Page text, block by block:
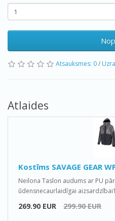
Atsauksmes: 0/
Atlaides
Kostīms SAVAGE GEAR
Neilona Taslon audums ar PU
ūdensnecaurlaidīgai
269.90 EUR 299.90 EUR